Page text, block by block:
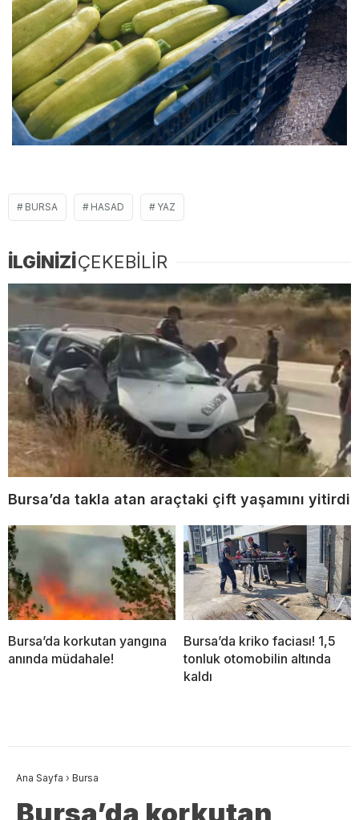
BURSA HASAD YAZ
İLGİNİZİÇEKEBİLİR
Bursa’da takla atan araçtaki çift yaşamını yitirdi
Bursa’da korkutan yangına
anında müdahale!
Bursa’da kriko faciası! 1,5
tonluk otomobilin altında
kaldı
Ana Sayfa › Bursa
Bursa’da korkutan